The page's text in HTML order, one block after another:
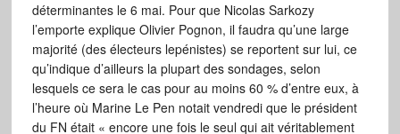
déterminantes le 6 mai. Pour que Nicolas Sarkozy
l’emporte explique Olivier Pognon, il faudra qu’une large
majorité (des électeurs lepénistes) se reportent sur lui, ce
qu’indique d’ailleurs la plupart des sondages, selon
lesquels ce sera le cas pour au moins 60 % d’entre eux, à
l’heure où Marine Le Pen notait vendredi que le président
du FN était « encore une fois le seul qui ait véritablement